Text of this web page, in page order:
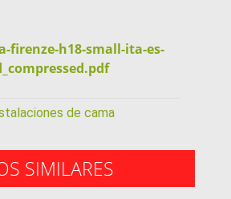
firenze-h18-small-ita-es-
de cama
SIMILARES